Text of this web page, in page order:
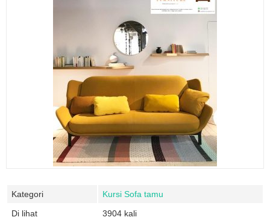
Kategori
Kursi Sofa tamu
Di lihat
3904 kali